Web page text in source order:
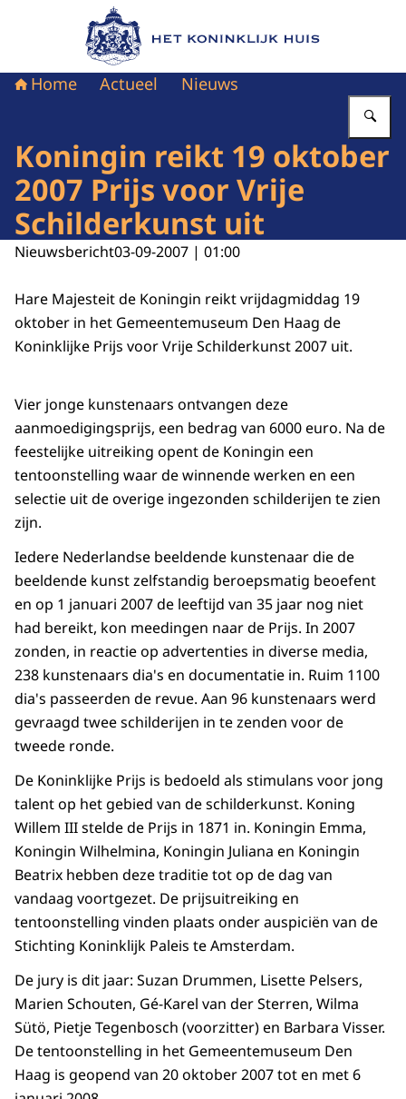
Naar de homepage van Het Koninklijk Huis
Home Actueel Nieuws
Koningin reikt 19 oktober
2007 Prijs voor Vrije
Schilderkunst uit
Nieuwsbericht03-09-2007 | 01:00
Hare Majesteit de Koningin reikt vrijdagmiddag 19
oktober in het Gemeentemuseum Den Haag de
Koninklijke Prijs voor Vrije Schilderkunst 2007 uit.
Vier jonge kunstenaars ontvangen deze
aanmoedigingsprijs, een bedrag van 6000 euro. Na de
feestelijke uitreiking opent de Koningin een
tentoonstelling waar de winnende werken en een
selectie uit de overige ingezonden schilderijen te zien
zijn.
Iedere Nederlandse beeldende kunstenaar die de
beeldende kunst zelfstandig beroepsmatig beoefent
en op 1 januari 2007 de leeftijd van 35 jaar nog niet
had bereikt, kon meedingen naar de Prijs. In 2007
zonden, in reactie op advertenties in diverse media,
238 kunstenaars dia's en documentatie in. Ruim 1100
dia's passeerden de revue. Aan 96 kunstenaars werd
gevraagd twee schilderijen in te zenden voor de
tweede ronde.
De Koninklijke Prijs is bedoeld als stimulans voor jong
talent op het gebied van de schilderkunst. Koning
Willem III stelde de Prijs in 1871 in. Koningin Emma,
Koningin Wilhelmina, Koningin Juliana en Koningin
Beatrix hebben deze traditie tot op de dag van
vandaag voortgezet. De prijsuitreiking en
tentoonstelling vinden plaats onder auspiciën van de
Stichting Koninklijk Paleis te Amsterdam.
De jury is dit jaar: Suzan Drummen, Lisette Pelsers,
Marien Schouten, Gé-Karel van der Sterren, Wilma
Sütö, Pietje Tegenbosch (voorzitter) en Barbara Visser.
De tentoonstelling in het Gemeentemuseum Den
Haag is geopend van 20 oktober 2007 tot en met 6